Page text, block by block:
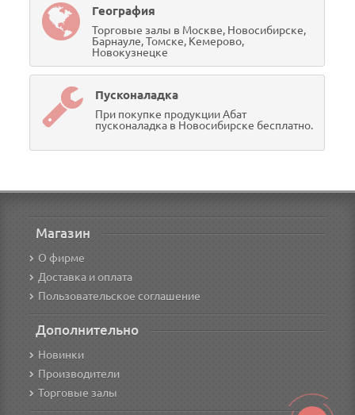
География
Торговые залы в Москве, Новосибирске,
Барнауле, Томске, Кемерово,
Новокузнецке
Пусконаладка
При покупке продукции Абат
пусконаладка в Новосибирске бесплатно.
Магазин
О фирме
Доставка и оплата
Пользовательское соглашение
Дополнительно
Новинки
Производители
Торговые залы